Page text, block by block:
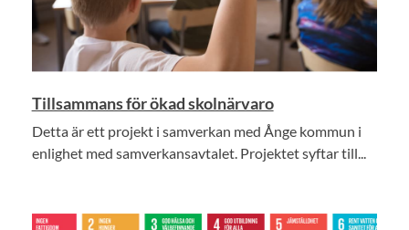
Tillsammans för ökad skolnärvaro
Detta är ett projekt i samverkan med Ånge kommun i
enlighet med samverkansavtalet. Projektet syftar till...